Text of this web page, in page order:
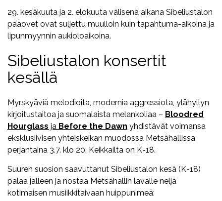
29. kesäkuuta ja 2. elokuuta välisenä aikana Sibeliustalon
pääovet ovat suljettu muulloin kuin tapahtuma-aikoina ja
lipunmyynnin aukioloaikoina.
Sibeliustalon konsertit
kesällä
Myrskyäviä melodioita, modernia aggressiota, ylähyllyn
kirjoitustaitoa ja suomalaista melankoliaa – Bloodred
Hourglass ja Before the Dawn yhdistävät voimansa
eksklusiivisen yhteiskeikan muodossa Metsähallissa
perjantaina 3.7. klo 20. Keikkailta on K-18.
Suuren suosion saavuttanut Sibeliustalon kesä (K-18)
palaa jälleen ja nostaa Metsähallin lavalle neljä
kotimaisen musiikkitaivaan huippunimeä: